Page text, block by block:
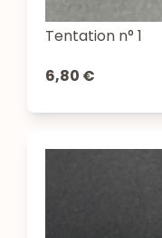
Tentation n° 1
6,80 €